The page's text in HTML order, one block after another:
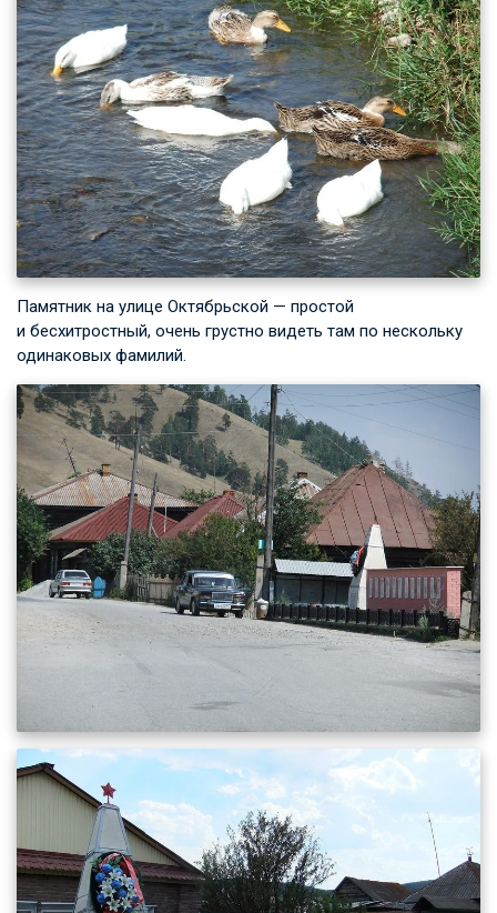
Памятник на улице Октябрьской — простой
и бесхитростный, очень грустно видеть там по нескольку
одинаковых фамилий.